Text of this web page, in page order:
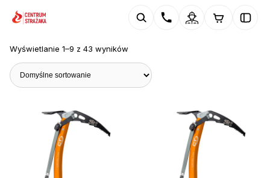
Wyświetlanie 1–9 z 43 wyników